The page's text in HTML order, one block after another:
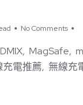
No Comments
MagSafe
充電推薦 無線充